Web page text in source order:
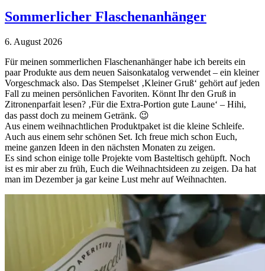
Sommerlicher Flaschenanhänger
6. August 2026
Für meinen sommerlichen Flaschenanhänger habe ich bereits ein
paar Produkte aus dem neuen Saisonkatalog verwendet – ein kleiner
Vorgeschmack also. Das Stempelset ‚Kleiner Gruß‘ gehört auf jeden
Fall zu meinen persönlichen Favoriten. Könnt Ihr den Gruß in
Zitronenparfait lesen? ‚Für die Extra-Portion gute Laune‘ – Hihi,
das passt doch zu meinem Getränk. 😉
Aus einem weihnachtlichen Produktpaket ist die kleine Schleife.
Auch aus einem sehr schönen Set. Ich freue mich schon Euch,
meine ganzen Ideen in den nächsten Monaten zu zeigen.
Es sind schon einige tolle Projekte vom Basteltisch gehüpft. Noch
ist es mir aber zu früh, Euch die Weihnachtsideen zu zeigen. Da hat
man im Dezember ja gar keine Lust mehr auf Weihnachten.